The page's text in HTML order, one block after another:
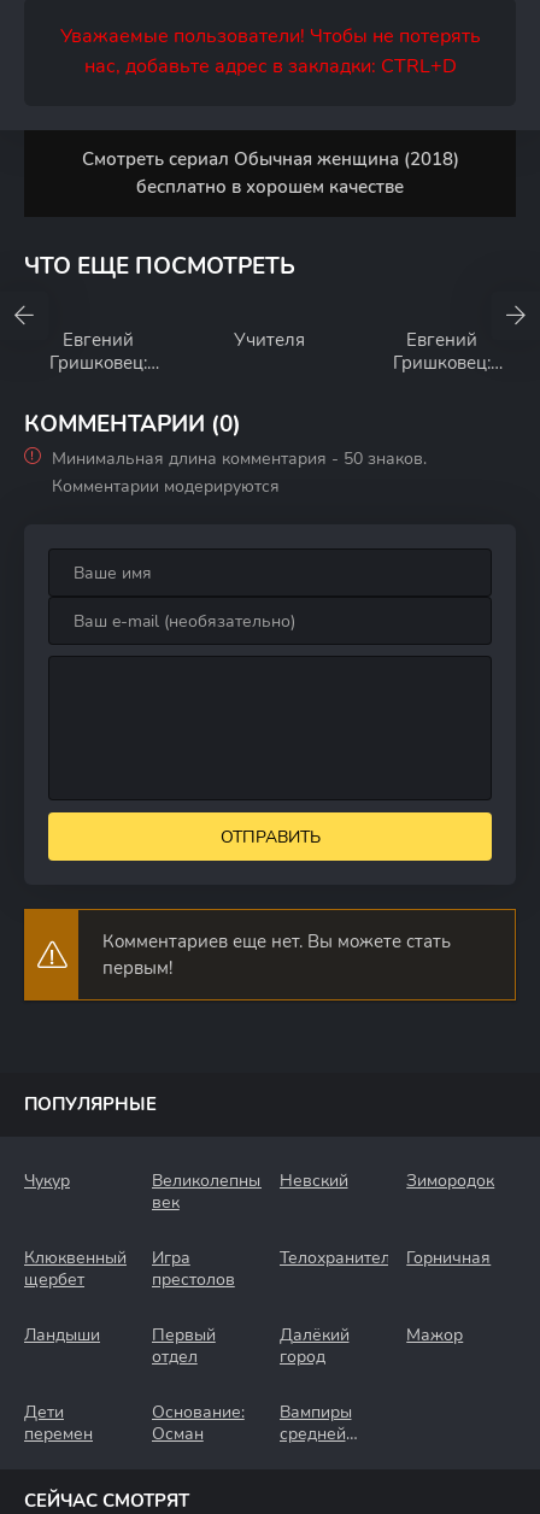
Уважаемые пользователи! Чтобы не потерять
нас, добавьте адрес в закладки: CTRL+D
Смотреть сериал Обычная женщина (2018)
бесплатно в хорошем качестве
ЧТО ЕЩЕ ПОСМОТРЕТЬ
Евгений
Гришковец:
Учителя
Евгений
Гришковец:
КОММЕНТАРИИ (0)
Минимальная длина комментария - 50 знаков.
Комментарии модерируются
ОТПРАВИТЬ
Комментариев еще нет. Вы можете стать
первым!
ПОПУЛЯРНЫЕ
Чукур
Великолепный
век
Невский Зимородок
Клюквенный
щербет
Игра
престолов
Телохранители Горничная
Ландыши
Первый
отдел
Далёкий
город
Мажор
Дети
перемен
Основание:
Осман
Вампиры
средней
СЕЙЧАС СМОТРЯТ